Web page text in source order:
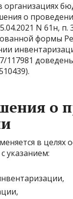
организациях
о
N 61н,
формы
117981
о
в целях
указанием: